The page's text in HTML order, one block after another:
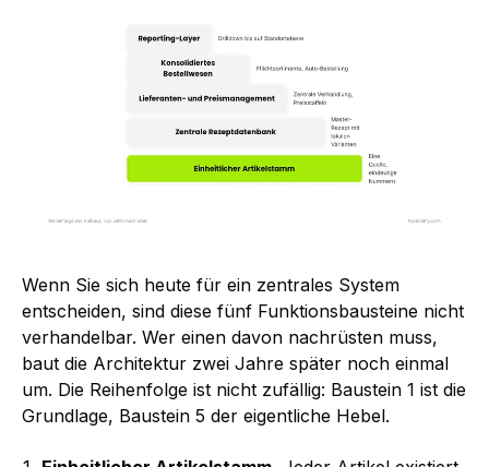
Wenn Sie sich heute für ein zentrales System
entscheiden, sind diese fünf Funktionsbausteine nicht
verhandelbar. Wer einen davon nachrüsten muss,
baut die Architektur zwei Jahre später noch einmal
um. Die Reihenfolge ist nicht zufällig: Baustein 1 ist die
Grundlage, Baustein 5 der eigentliche Hebel.